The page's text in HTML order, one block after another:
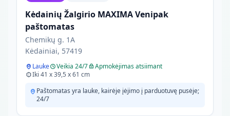
Kėdainių Žalgirio MAXIMA Venipak
paštomatas
Chemikų g. 1A
Kėdainiai, 57419
Lauke Veikia 24/7
Apmokėjimas atsiimant
Iki 41 x 39,5 x 61 cm
Paštomatas yra lauke, kairėje įėjimo į parduotuvę pusėje;
24/7